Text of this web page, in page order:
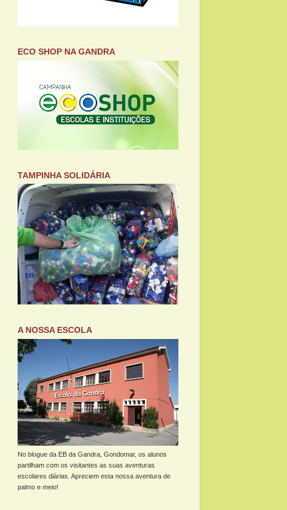
ECO SHOP NA GANDRA
TAMPINHA SOLIDÁRIA
A NOSSA ESCOLA
No blogue da EB da Gandra, Gondomar, os alunos
partilham com os visitantes as suas aventuras
escolares diárias. Apreciem esta nossa aventura de
palmo e meio!